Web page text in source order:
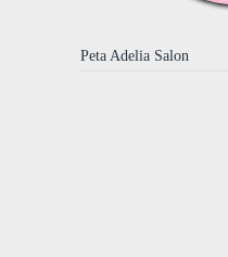
Peta Adelia Salon